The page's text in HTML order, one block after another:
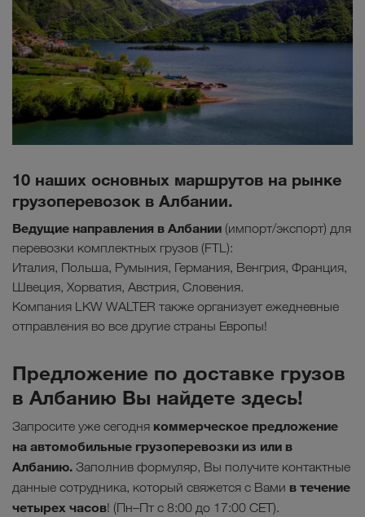
10 наших основных маршрутов на рынке
грузоперевозок в Албании.
Ведущие направления в Албании (импорт/экспорт) для
перевозки комплектных грузов (FTL):
Италия, Польша, Румыния, Германия, Венгрия, Франция,
Швеция, Хорватия, Австрия, Словения.
Компания LKW WALTER также организует ежедневные
отправления во все другие страны Европы!
Предложение по доставке грузов
в Албанию Вы найдете здесь!
Запросите уже сегодня коммерческое предложение
на автомобильные грузоперевозки из или в
Албанию. Заполнив формуляр, Вы получите контактные
данные сотрудника, который свяжется с Вами в течение
четырех часов! (Пн–Пт с 8:00 до 17:00 CET).